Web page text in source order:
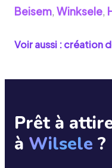
Beisem, Winksele,
Voir aussi : création
Prêt à
à Wilsele ?